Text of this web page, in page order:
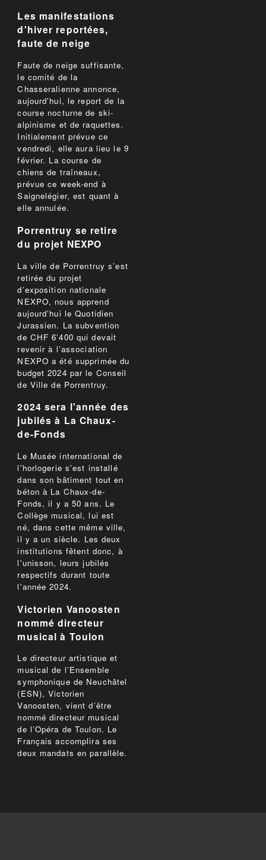
Les manifestations
d'hiver reportées,
faute de neige
Faute de neige suffisante,
le comité de la
Chasseralienne annonce,
aujourd'hui, le report de la
course nocturne de ski-
alpinisme et de raquettes.
Initialement prévue ce
vendredi, elle aura lieu le 9
février. La course de
chiens de traîneaux,
prévue ce week-end à
Saignelégier, est quant à
elle annulée.
Porrentruy se retire
du projet NEXPO
La ville de Porrentruy s’est
retirée du projet
d’exposition nationale
NEXPO, nous apprend
aujourd’hui le Quotidien
Jurassien. La subvention
de CHF 6’400 qui devait
revenir à l’association
NEXPO a été supprimée du
budget 2024 par le Conseil
de Ville de Porrentruy.
2024 sera l'année des
jubilés à La Chaux-
de-Fonds
Le Musée international de
l'horlogerie s'est installé
dans son bâtiment tout en
béton à La Chaux-de-
Fonds, il y a 50 ans. Le
Collège musical, lui est
né, dans cette même ville,
il y a un siècle. Les deux
institutions fêtent donc, à
l'unisson, leurs jubilés
respectifs durant toute
l'année 2024.
Victorien Vanoosten
nommé directeur
musical à Toulon
Le directeur artistique et
musical de l’Ensemble
symphonique de Neuchâtel
(ESN), Victorien
Vanoosten, vient d’être
nommé directeur musical
de l’Opéra de Toulon. Le
Français accomplira ses
deux mandats en parallèle.